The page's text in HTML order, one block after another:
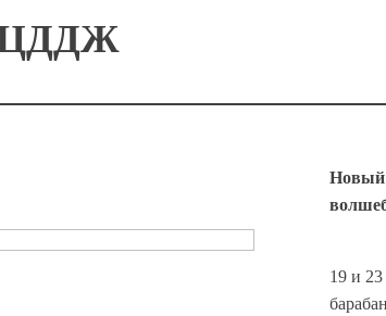
ЦДДЖ
Новый
19 и